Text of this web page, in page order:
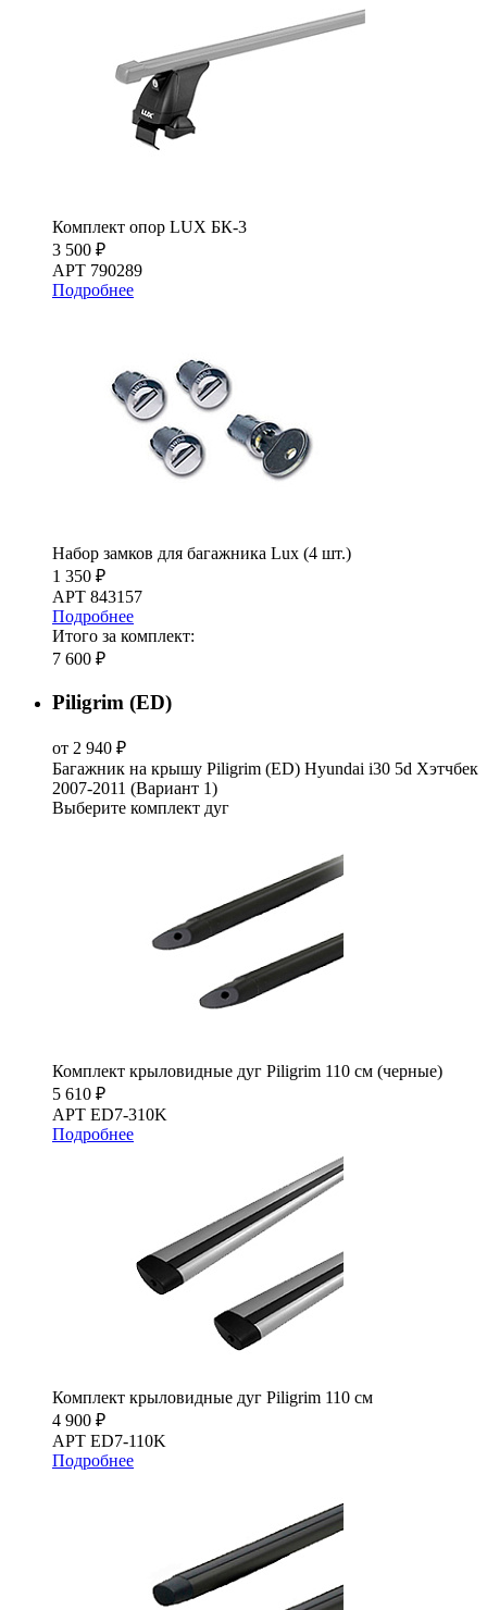
Комплект опор LUX БК-3
3 500 ₽
АРТ 790289
Подробнее
Набор замков для багажника Lux (4 шт.)
1 350 ₽
АРТ 843157
Подробнее
Итого за комплект:
7 600 ₽
Piligrim (ED)
от 2 940 ₽
Багажник на крышу Piligrim (ED) Hyundai i30 5d Хэтчбек
2007-2011 (Вариант 1)
Выберите комплект дуг
Комплект крыловидные дуг Piligrim 110 см (черные)
5 610 ₽
АРТ ED7-310K
Подробнее
Комплект крыловидные дуг Piligrim 110 см
4 900 ₽
АРТ ED7-110K
Подробнее